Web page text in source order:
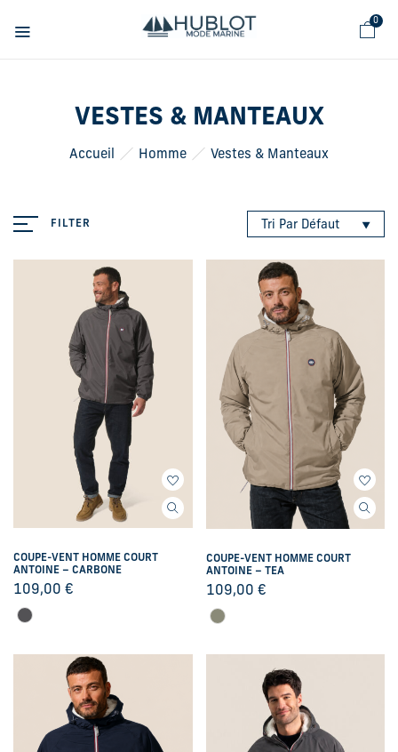
0
VESTES & MANTEAUX
Accueil Homme Vestes & Manteaux
FILTER Tri Par Défaut
COUPE-VENT HOMME COURT
ANTOINE – CARBONE
109,00 €
COUPE-VENT HOMME COURT
ANTOINE – TEA
109,00 €
Panneau de gestion des cookies